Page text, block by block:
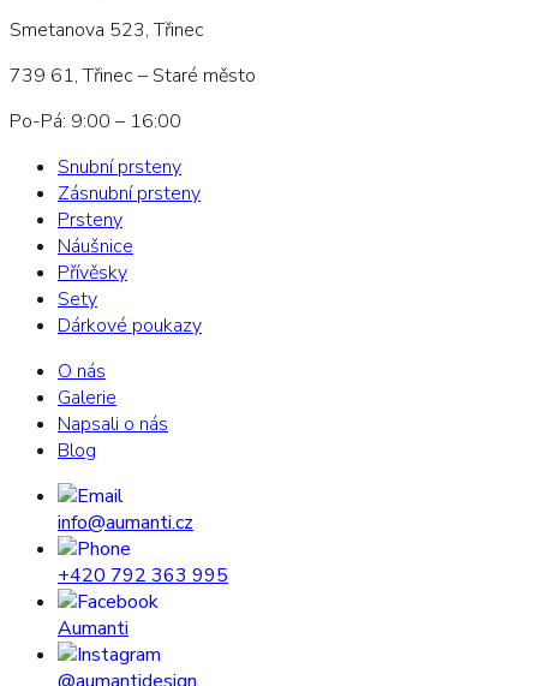
Smetanova 523, Třinec
739 61, Třinec – Staré město
Po-Pá: 9:00 – 16:00
Snubní prsteny
Zásnubní prsteny
Prsteny
Náušnice
Přívěsky
Sety
Dárkové poukazy
O nás
Galerie
Napsali o nás
Blog
info@aumanti.cz
+420 792 363 995
Aumanti